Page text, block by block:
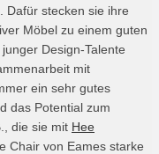
Dafür stecken sie ihre
Möbel zu einem guten
Design-Talente
mit
ein sehr gutes
das Potential zum
die sie mit Hee
Chair von Eames starke